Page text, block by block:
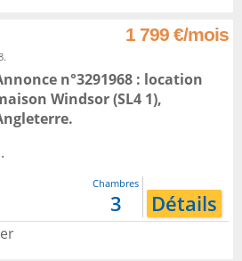
1 799 €/mois
n°3291968 : location
Windsor(SL4 1),
.
Chambres
3 Détails